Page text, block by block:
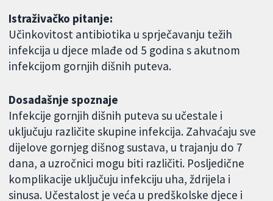
Istraživačko pitanje:
Učinkovitost antibiotika u sprječavanju težih
infekcija u djece mlađe od 5 godina s akutnom
infekcijom gornjih dišnih puteva.
Dosadašnje spoznaje
Infekcije gornjih dišnih puteva su učestale i
uključuju različite skupine infekcija. Zahvaćaju sve
dijelove gornjeg dišnog sustava, u trajanju do 7
dana, a uzročnici mogu biti različiti. Posljedične
komplikacije uključuju infekciju uha, ždrijela i
sinusa. Učestalost je veća u predškolske djece i